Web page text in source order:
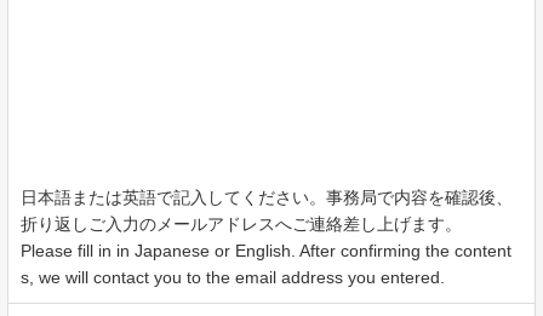
日本語または英語で記入してください。事務局で内容を確認後、
折り返しご入力のメールアドレスへご連絡差し上げます。
Please fill in in Japanese or English. After confirming the content
s, we will contact you to the email address you entered.